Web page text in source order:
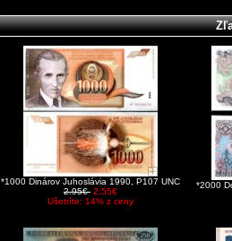
*1000 Dinárov Juhoslávia 1990, P107 UNC
2.95€ 2.55€
Ušetríte: 14% z ceny
*2000